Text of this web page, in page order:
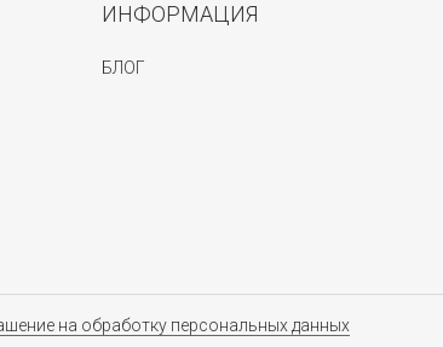
ИНФОРМАЦИЯ
БЛОГ
на обработку персональных данных